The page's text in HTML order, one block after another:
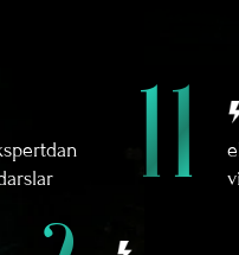
1.850.000 so'm